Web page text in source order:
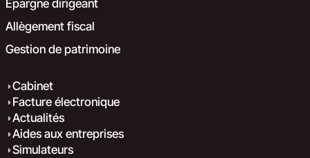
Épargne dirigeant
Allègement fiscal
Gestion de patrimoine
Cabinet
Facture électronique
Actualités
Aides aux entreprises
Simulateurs